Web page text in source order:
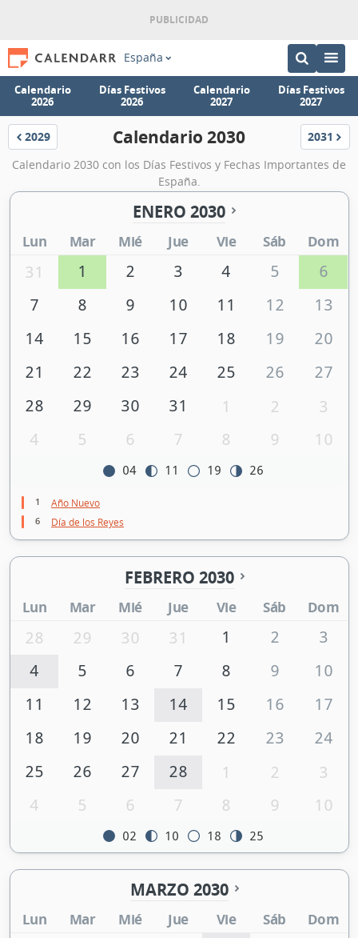
España
Calendario
2026
Días Festivos
2026
Calendario
2027
Días Festivos
2027
Calendario
2029 Calendario 2030
2031
Calendario 2030 con los Días Festivos y Fechas Importantes de
España.
ENERO 2030
Lun Mar Mié Jue Vie Sáb Dom
31 1 2 3 4 5
6
7
8 9 10 11 12
13
14
15 16 17 18 19
20
21
22 23 24 25 26
27
28
29 30 31 1 2
3
4
5 6 7 8 9 10
04 11 19 26
1 Año Nuevo
6 Día de los Reyes
FEBRERO 2030
Lun Mar Mié Jue Vie Sáb Dom
28 29 30 31 1 2
3
4
5 6 7 8 9
10
11
12 13 14 15 16
17
18
19 20 21 22 23
24
25
26 27 28 1 2
3
4
5 6 7 8 9 10
02 10 18 25
MARZO 2030
Lun Mar Mié Jue Vie Sáb Dom